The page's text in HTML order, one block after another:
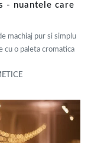
- nuantele care
machiaj pur si simplu
cu o paleta cromatica